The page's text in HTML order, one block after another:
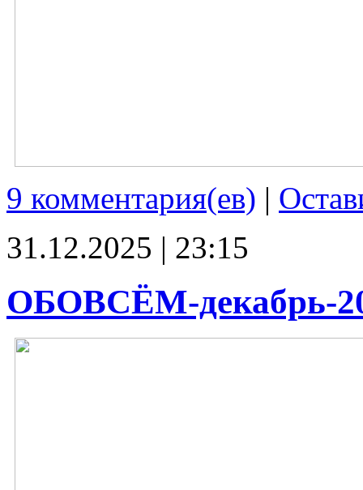
9 комментария(ев) |
31.12.2025 | 23:15
ОБОВСЁМ-декабрь-